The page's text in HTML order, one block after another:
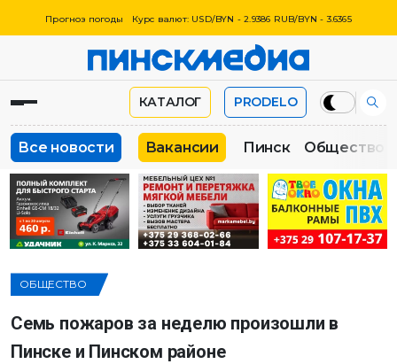
Прогноз погоды Курс валют: USD/BYN - 2.9386 RUB/BYN - 3.6365
КАТАЛОГ PRODELO
Все новости Вакансии Пинск Общество
ОБЩЕСТВО
Семь пожаров за неделю произошли в
Пинске и Пинском районе